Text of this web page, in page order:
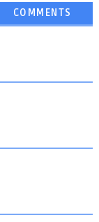
COMMENTS